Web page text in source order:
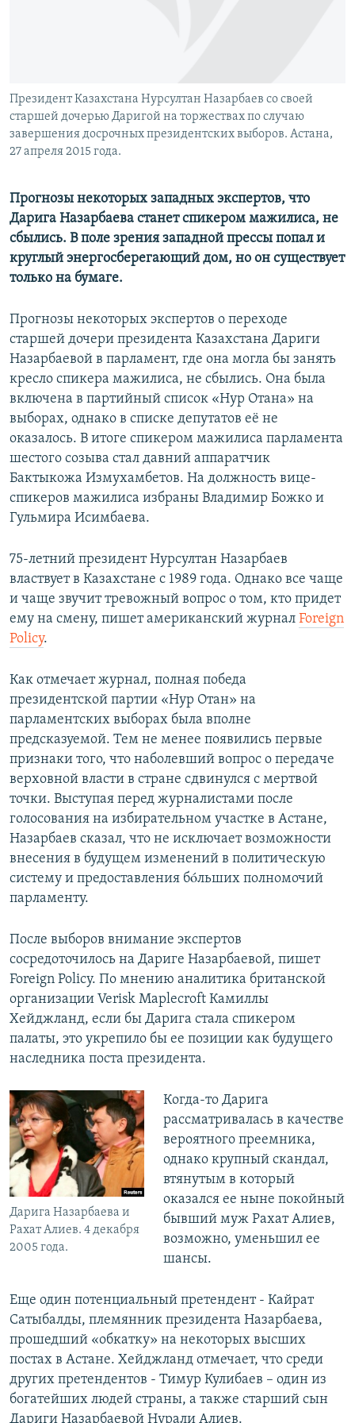
Президент Казахстана Нурсултан Назарбаев со своей
старшей дочерью Даригой на торжествах по случаю
завершения досрочных президентских выборов. Астана,
27 апреля 2015 года.
Прогнозы некоторых западных экспертов, что
Дарига Назарбаева станет спикером мажилиса, не
сбылись. В поле зрения западной прессы попал и
круглый энергосберегающий дом, но он существует
только на бумаге.
Прогнозы некоторых экспертов о переходе
старшей дочери президента Казахстана Дариги
Назарбаевой в парламент, где она могла бы занять
кресло спикера мажилиса, не сбылись. Она была
включена в партийный список «Нур Отана» на
выборах, однако в списке депутатов её не
оказалось. В итоге спикером мажилиса парламента
шестого созыва стал давний аппаратчик
Бактыкожа Измухамбетов. На должность вице-
спикеров мажилиса избраны Владимир Божко и
Гульмира Исимбаева.
75-летний президент Нурсултан Назарбаев
властвует в Казахстане с 1989 года. Однако все чаще
и чаще звучит тревожный вопрос о том, кто придет
ему на смену, пишет американский журнал Foreign
Policy.
Как отмечает журнал, полная победа
президентской партии «Нур Отан» на
парламентских выборах была вполне
предсказуемой. Тем не менее появились первые
признаки того, что наболевший вопрос о передаче
верховной власти в стране сдвинулся с мертвой
точки. Выступая перед журналистами после
голосования на избирательном участке в Астане,
Назарбаев сказал, что не исключает возможности
внесения в будущем изменений в политическую
систему и предоставления бóльших полномочий
парламенту.
После выборов внимание экспертов
сосредоточилось на Дариге Назарбаевой, пишет
Foreign Policy. По мнению аналитика британской
организации Verisk Maplecroft Камиллы
Хейджланд, если бы Дарига стала спикером
палаты, это укрепило бы ее позиции как будущего
наследника поста президента.
Дарига Назарбаева и
Рахат Алиев. 4 декабря
2005 года.
Когда-то Дарига
рассматривалась в качестве
вероятного преемника,
однако крупный скандал,
втянутым в который
оказался ее ныне покойный
бывший муж Рахат Алиев,
возможно, уменьшил ее
шансы.
Еще один потенциальный претендент - Кайрат
Сатыбалды, племянник президента Назарбаева,
прошедший «обкатку» на некоторых высших
постах в Астане. Хейджланд отмечает, что среди
других претендентов - Тимур Кулибаев – один из
богатейших людей страны, а также старший сын
Дариги Назарбаевой Нурали Алиев.